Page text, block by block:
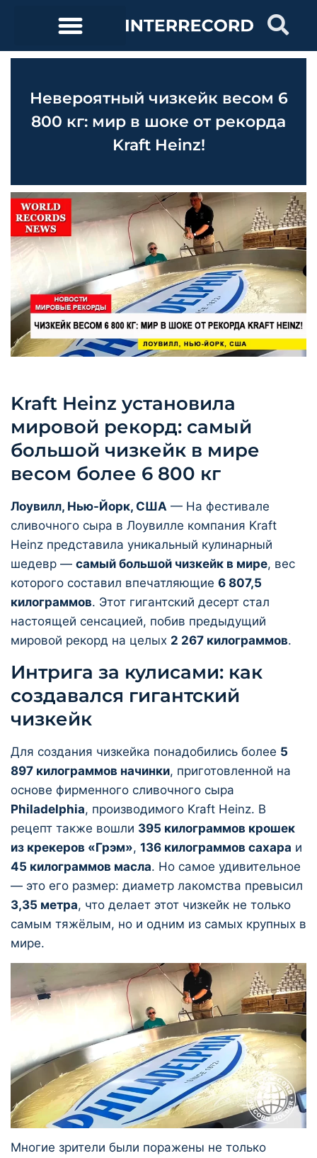
Невероятный чизкейк весом 6
800 кг: мир в шоке от рекорда
Kraft Heinz!
Kraft Heinz установила
мировой рекорд: самый
большой чизкейк в мире
весом более 6 800 кг
Лоувилл, Нью-Йорк, США — На фестивале
сливочного сыра в Лоувилле компания Kraft
Heinz представила уникальный кулинарный
шедевр — самый большой чизкейк в мире, вес
которого составил впечатляющие 6 807,5
килограммов. Этот гигантский десерт стал
настоящей сенсацией, побив предыдущий
мировой рекорд на целых 2 267 килограммов.
Интрига за кулисами: как
создавался гигантский
чизкейк
Для создания чизкейка понадобились более 5
897 килограммов начинки, приготовленной на
основе фирменного сливочного сыра
Philadelphia, производимого Kraft Heinz. В
рецепт также вошли 395 килограммов крошек
из крекеров «Грэм», 136 килограммов сахара и
45 килограммов масла. Но самое удивительное
— это его размер: диаметр лакомства превысил
3,35 метра, что делает этот чизкейк не только
самым тяжёлым, но и одним из самых крупных в
мире.
Многие зрители были поражены не только